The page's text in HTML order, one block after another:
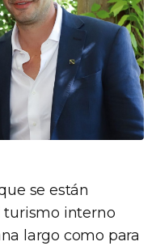
se están
turismo interno
largo como para